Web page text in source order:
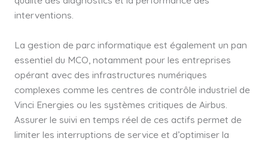
interventions.
La gestion de parc informatique est également un pan
essentiel du MCO, notamment pour les entreprises
opérant avec des infrastructures numériques
complexes comme les centres de contrôle industriel de
Vinci Energies ou les systèmes critiques de Airbus.
Assurer le suivi en temps réel de ces actifs permet de
limiter les interruptions de service et d’optimiser la